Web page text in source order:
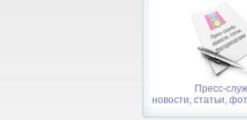
Пресс-
новости, статьи,